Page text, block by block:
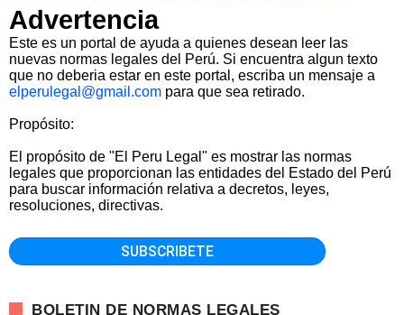
Advertencia
Este es un portal de ayuda a quienes desean leer las
nuevas normas legales del Perú. Si encuentra algun texto
que no deberia estar en este portal, escriba un mensaje a
elperulegal@gmail.com para que sea retirado.
Propósito:
El propósito de "El Peru Legal" es mostrar las normas
legales que proporcionan las entidades del Estado del Perú
para buscar información relativa a decretos, leyes,
resoluciones, directivas.
BOLETIN DE NORMAS LEGALES